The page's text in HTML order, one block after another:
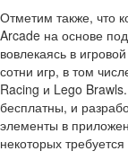
Отметим также, что
Arcade на основе
вовлекаясь в
сотни игр, в том
Racing и Lego
бесплатны, и
элементы в
некоторых